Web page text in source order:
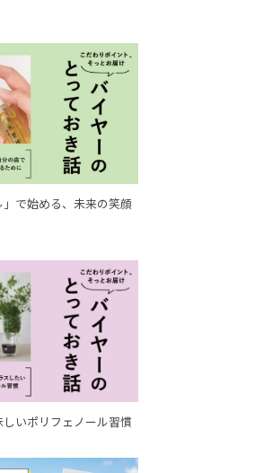
」で始める、未来の笑顔
いポリフェノール習慣